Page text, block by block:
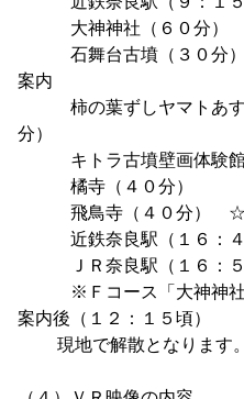
大神神社（６０分）
石舞台古墳（３０分）
案内
柿の葉ずしヤマトあす
分）
キトラ古墳壁画体験館
橘寺（４０分）
飛鳥寺（４０分） ☆Ｖ
近鉄奈良駅（１６：４
ＪＲ奈良駅（１６：５
※Ｆコース「大神神社
案内後（１２：１５頃）
現地で解散となります。